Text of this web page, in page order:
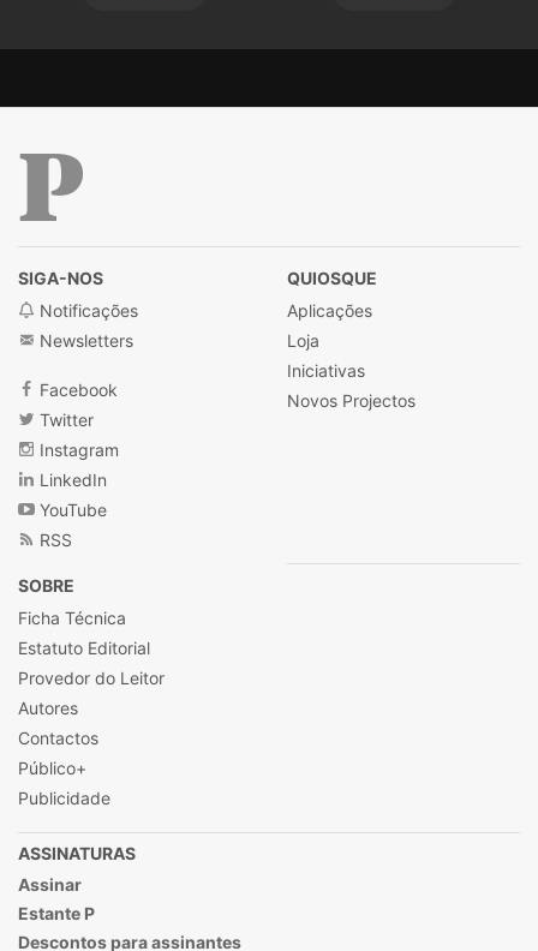
SIGA-NOS
Notificações
Newsletters
Facebook
Twitter
Instagram
LinkedIn
YouTube
RSS
QUIOSQUE
Aplicações
Loja
Iniciativas
Novos Projectos
SOBRE
Ficha Técnica
Estatuto Editorial
Provedor do Leitor
Autores
Contactos
Público+
Publicidade
ASSINATURAS
Assinar
Estante P
Descontos para assinantes